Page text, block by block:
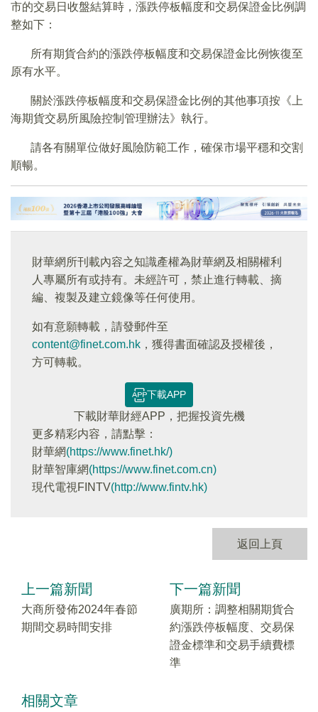
市的交易日收盤結算時，漲跌停板幅度和交易保證金比例調
整如下：
所有期貨合約的漲跌停板幅度和交易保證金比例恢復至
原有水平。
關於漲跌停板幅度和交易保證金比例的其他事項按《上
海期貨交易所風險控制管理辦法》執行。
請各有關單位做好風險防範工作，確保市場平穩和交割
順暢。
財華網所刊載內容之知識產權為財華網及相關權利
人專屬所有或持有。未經許可，禁止進行轉載、摘
編、複製及建立鏡像等任何使用。
如有意願轉載，請發郵件至
content@finet.com.hk ，獲得書面確認及授權後，
方可轉載。
下載APP
下載財華財經APP，把握投資先機
更多精彩内容，請點擊：
財華網(https://www.finet.hk/)
財華智庫網(https://www.finet.com.cn)
現代電視FINTV(http://www.fintv.hk)
返回上頁
上一篇新聞
大商所發佈2024年春節
期間交易時間安排
下一篇新聞
廣期所：調整相關期貨合
約漲跌停板幅度、交易保
證金標準和交易手續費標
準
相關文章